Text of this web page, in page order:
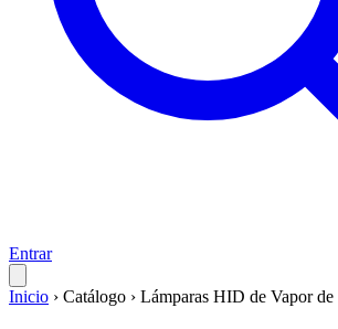
Entrar
Inicio › Catálogo › Lámparas HID de Vapor de